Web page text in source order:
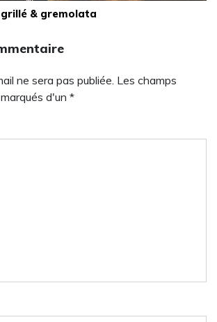
& gremolata
ne sera pas publiée. Les champs
d'un *